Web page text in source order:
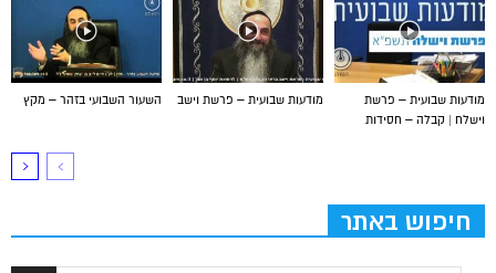
השעור השבועי בזהר – מקץ מודעות שבועית – פרשת וישב
מודעות שבועית – פרשת
וישלח | קבלה – חסידות
חיפוש באתר